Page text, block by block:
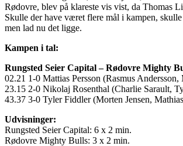
Rødovre, blev på klareste vis vist, da Thomas
Skulle der have været flere mål i kampen,
men lad nu det ligge.
Kampen i tal:
Rungsted Seier Capital – Rødovre Mighty
02.21 1-0 Mattias Persson (Rasmus Andersson,
23.15 2-0 Nikolaj Rosenthal (Charlie Sarault,
43.37 3-0 Tyler Fiddler (Morten Jensen,
Udvisninger:
Rungsted Seier Capital: 6 x 2 min.
Rødovre Mighty Bulls: 3 x 2 min.